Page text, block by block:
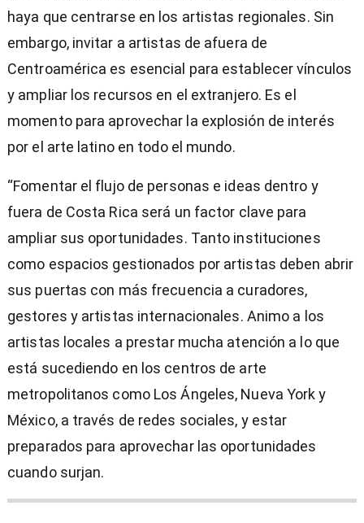
haya que centrarse en los artistas regionales. Sin
embargo, invitar a artistas de afuera de
Centroamérica es esencial para establecer vínculos
y ampliar los recursos en el extranjero. Es el
momento para aprovechar la explosión de interés
por el arte latino en todo el mundo.
“Fomentar el flujo de personas e ideas dentro y
fuera de Costa Rica será un factor clave para
ampliar sus oportunidades. Tanto instituciones
como espacios gestionados por artistas deben abrir
sus puertas con más frecuencia a curadores,
gestores y artistas internacionales. Animo a los
artistas locales a prestar mucha atención a lo que
está sucediendo en los centros de arte
metropolitanos como Los Ángeles, Nueva York y
México, a través de redes sociales, y estar
preparados para aprovechar las oportunidades
cuando surjan.